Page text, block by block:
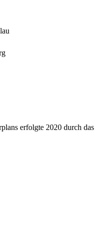
erfolgte 2020 durch das